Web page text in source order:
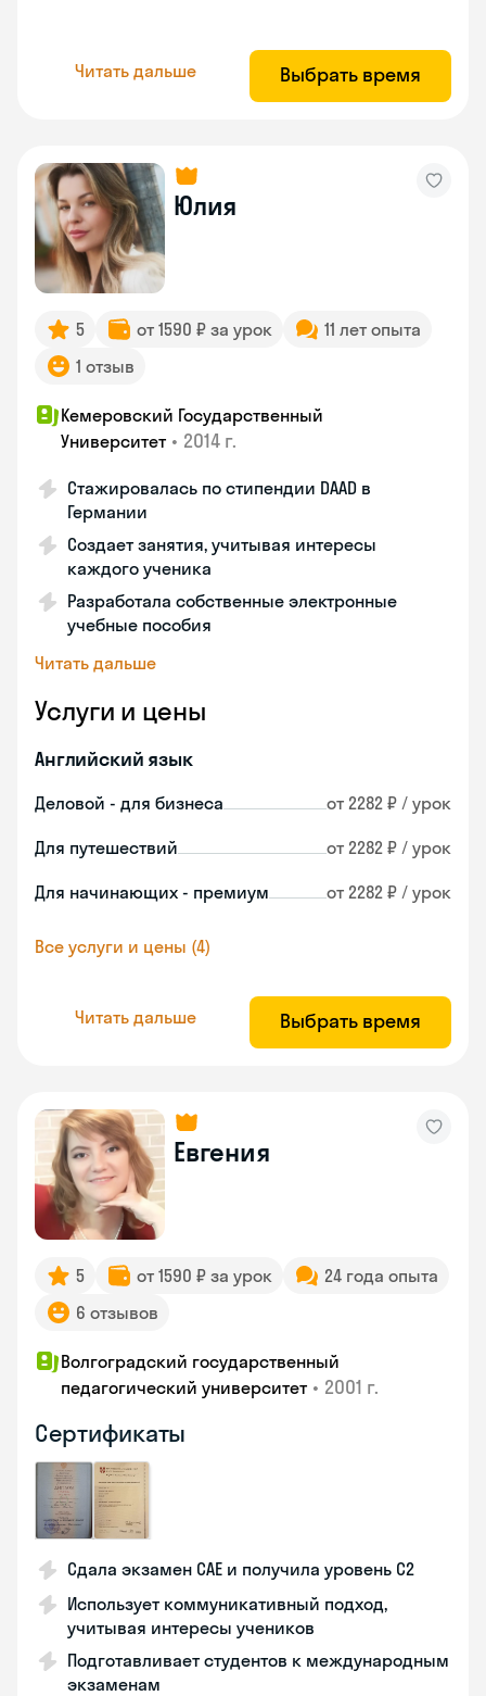
Читать дальше Выбрать время
Юлия
5 от 1590 ₽ за урок
11 лет опыта
1 отзыв
Кемеровский Государственный
Университет • 2014 г.
Стажировалась по стипендии DAAD в
Германии
Создает занятия, учитывая интересы
каждого ученика
Разработала собственные электронные
учебные пособия
Читать дальше
Услуги и цены
Английский язык
Деловой - для бизнеса от 2282 ₽ / урок
Для путешествий от 2282 ₽ / урок
Для начинающих - премиум от 2282 ₽ / урок
Все услуги и цены (4)
Читать дальше Выбрать время
Евгения
5 от 1590 ₽ за урок
24 года опыта
6 отзывов
Волгоградский государственный
педагогический университет • 2001 г.
Сертификаты
Сдала экзамен CAE и получила уровень С2
Использует коммуникативный подход,
учитывая интересы учеников
Подготавливает студентов к международным
экзаменам